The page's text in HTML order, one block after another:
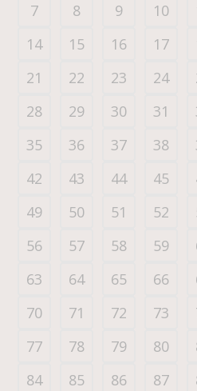
7
8 9 10
14
15 16 17
21
22 23 24
28
29 30 31
35
36 37 38
42
43 44 45
49
50 51 52
56
57 58 59
63
64 65 66
70
71 72 73
77
78 79 80
84
85 86 87